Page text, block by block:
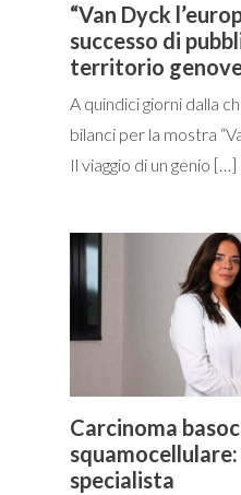
“Van Dyck
successo di
territorio
A quindici giorni dalla
bilanci per la mostra
Il viaggio di un genio […]
Carcinoma
specialista